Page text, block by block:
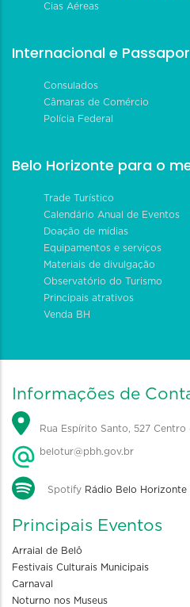
Cias Aéreas
Internacional e
Consulados
Câmaras de Comércio
Polícia Federal
Belo Horizonte para o
Trade Turístico
Calendário Anual de Eventos
Doação de mídias
Equipamentos e serviços
Materiais de divulgação
Observatório do Turismo
Principais atrativos
Venda BH
Informações de
Rua Espírito Santo, 527
belotur@pbh.gov.br
Spotify Rádio Belo Horizonte
Principais Eventos
Arraial de Belô
Festivais Culturais Municipais
Carnaval
Noturno nos Museus